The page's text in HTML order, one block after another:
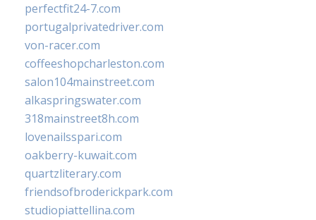
perfectfit24-7.com
portugalprivatedriver.com
von-racer.com
coffeeshopcharleston.com
salon104mainstreet.com
alkaspringswater.com
318mainstreet8h.com
lovenailsspari.com
oakberry-kuwait.com
quartzliterary.com
friendsofbroderickpark.com
studiopiattellina.com